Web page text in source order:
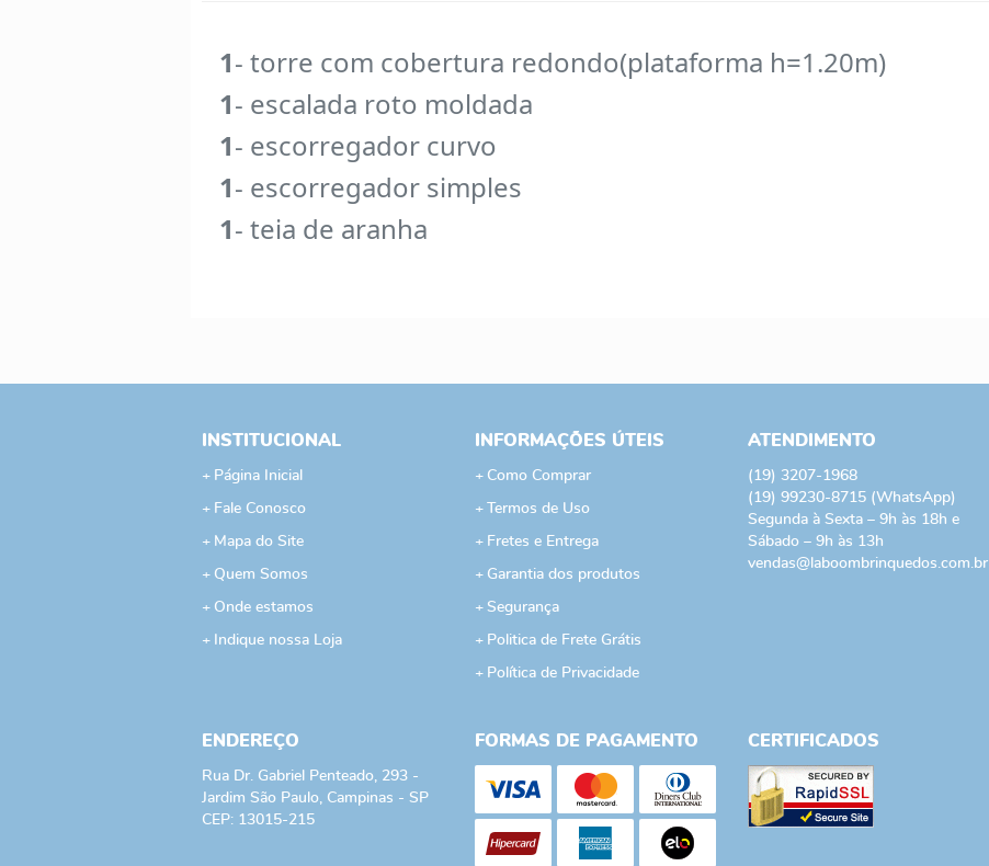
1- torre com cobertura redondo(plataforma h=1.20m)
1- escalada roto moldada
1- escorregador curvo
1- escorregador simples
1- teia de aranha
INSTITUCIONAL
Página Inicial
Fale Conosco
Mapa do Site
Quem Somos
Onde estamos
Indique nossa Loja
INFORMAÇÕES ÚTEIS
Como Comprar
Termos de Uso
Fretes e Entrega
Garantia dos produtos
Segurança
Politica de Frete Grátis
Política de Privacidade
ATENDIMENTO
(19) 3207-1968
(19) 99230-8715 (WhatsApp)
Segunda à Sexta – 9h às 18h e
Sábado – 9h às 13h
vendas@laboombrinquedos.com.br
ENDEREÇO
Rua Dr. Gabriel Penteado, 293 -
Jardim São Paulo, Campinas - SP
CEP: 13015-215
FORMAS DE PAGAMENTO CERTIFICADOS